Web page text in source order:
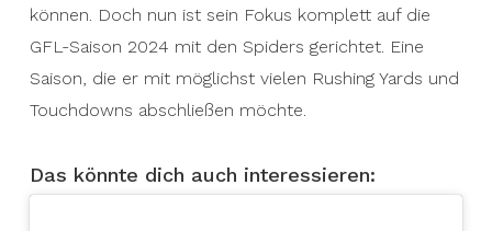
können. Doch nun ist sein Fokus komplett auf die
GFL-Saison 2024 mit den Spiders gerichtet. Eine
Saison, die er mit möglichst vielen Rushing Yards und
Touchdowns abschließen möchte.
Das könnte dich auch interessieren: